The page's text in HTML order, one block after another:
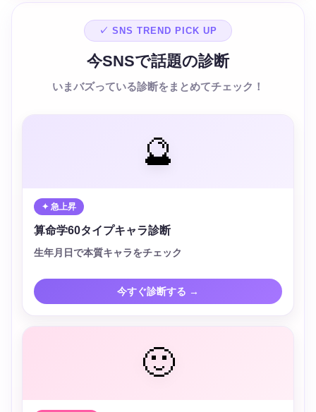
✓ SNS TREND PICK UP
今SNSで話題の診断
いまバズっている診断をまとめてチェック！
🔮
✦ 急上昇
算命学60タイプキャラ診断
生年月日で本質キャラをチェック
今すぐ診断する →
🙂